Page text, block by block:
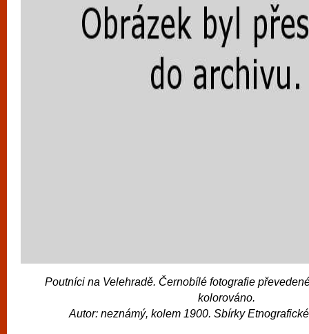
Poutníci na Velehradě. Černobílé fotografie
kolorováno.
Autor: neznámý, kolem 1900. Sbírky